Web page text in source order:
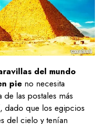
del mundo
pie no necesita
las postales más
dado que los egipcios
del cielo y tenían